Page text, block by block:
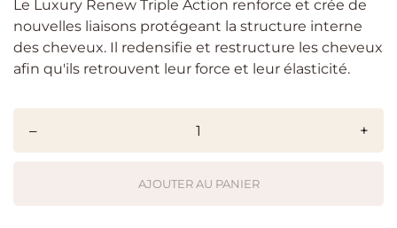
Le Luxury Renew Triple Action renforce et crée de
nouvelles liaisons protégeant la structure interne
des cheveux. Il redensifie et restructure les cheveux
afin qu'ils retrouvent leur force et leur élasticité.
– +
AJOUTER AU PANIER